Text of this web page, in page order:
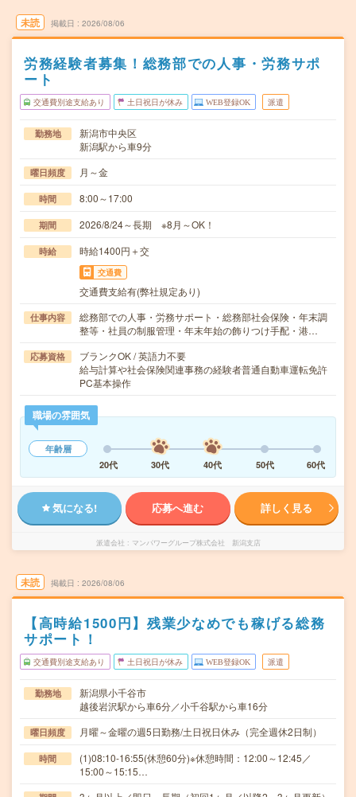
未読 掲載日 2026/08/06
労務経験者募集！総務部での人事・労務サポ
ート
交通費別途支給あり 土日祝日が休み WEB登録OK 派遣
勤務地
新潟市中央区
新潟駅から車9分
曜日頻度 月～金
時間 8:00～17:00
期間 2026/8/24～長期 ※8月～OK！
時給 時給1400円＋交
交通費
交通費支給有(弊社規定あり)
仕事内容
総務部での人事・労務サポート・総務部社会保険・年末調
整等・社員の制服管理・年末年始の飾りつけ手配・港…
応募資格
ブランクOK / 英語力不要
給与計算や社会保険関連事務の経験者普通自動車運転免許
PC基本操作
職場の雰囲気
年齢層
20代
30代 40代 50代 60代
気になる! 応募へ進む 詳しく見る
派遣会社 マンパワーグループ株式会社 新潟支店
未読 掲載日 2026/08/06
【高時給1500円】残業少なめでも稼げる総務
サポート！
交通費別途支給あり 土日祝日が休み WEB登録OK 派遣
勤務地
新潟県小千谷市
越後岩沢駅から車6分／小千谷駅から車16分
曜日頻度 月曜～金曜の週5日勤務/土日祝日休み（完全週休2日制）
時間
(1)08:10-16:55(休憩60分)※休憩時間：12:00～12:45／
15:00～15:15…